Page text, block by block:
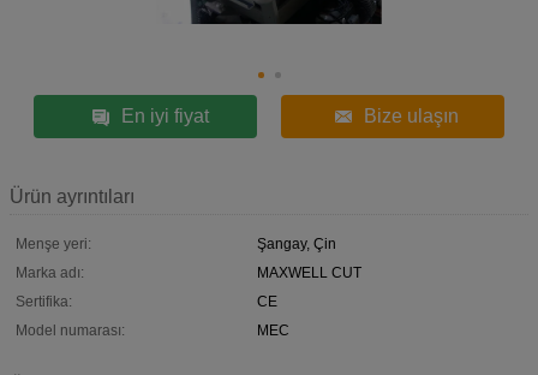
En iyi fiyat Bize ulaşın
Ürün ayrıntıları
Menşe yeri:
Şangay, Çin
Marka adı:
MAXWELL CUT
Sertifika:
CE
Model numarası:
MEC